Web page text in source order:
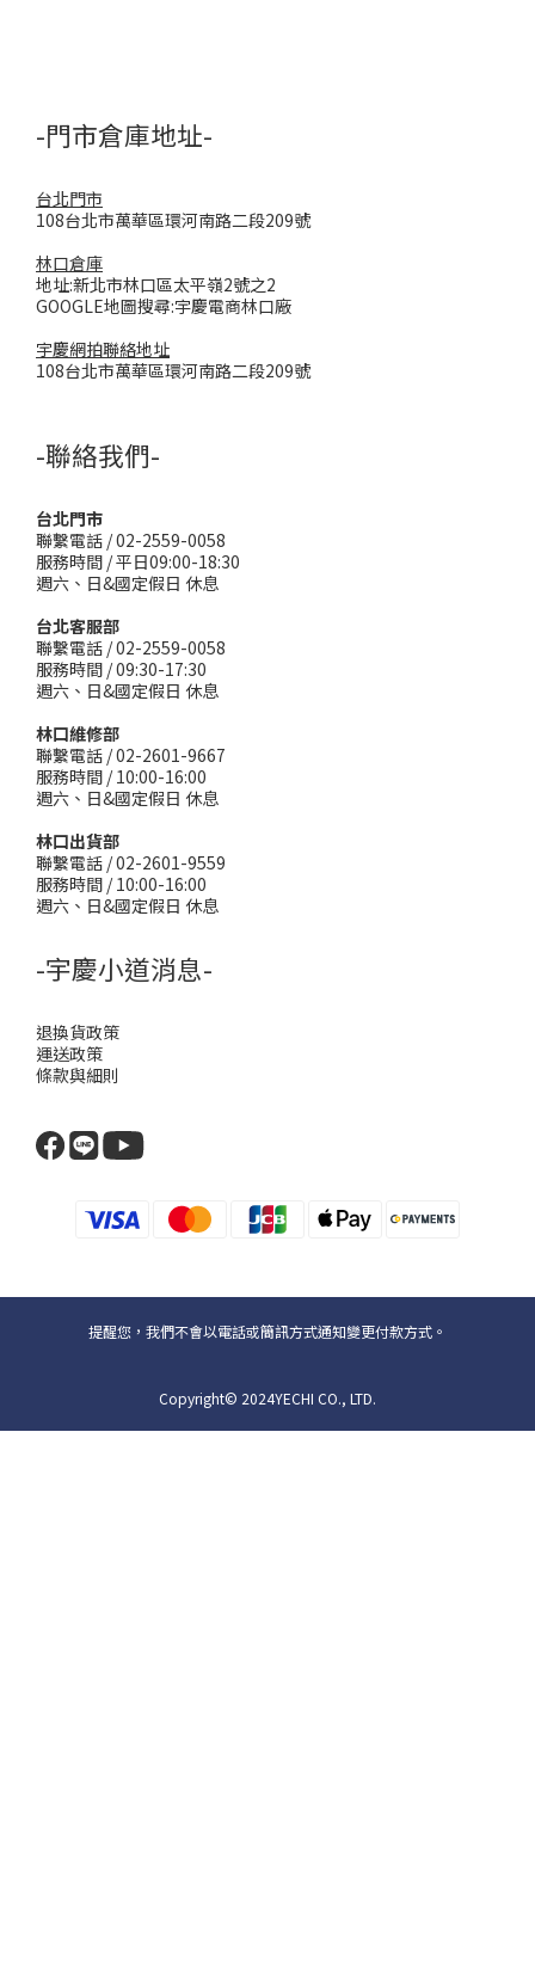
-門市倉庫地址-
台北門市
108台北市萬華區環河南路二段209號
林口倉庫
地址:新北市林口區太平嶺2號之2
GOOGLE地圖搜尋:宇慶電商林口廠
宇慶網拍聯絡地址
108台北市萬華區環河南路二段209號
-聯絡我們-
台北門市
聯繫電話 / 02-2559-0058
服務時間 / 平日09:00-18:30
週六、日&國定假日 休息
台北客服部
聯繫電話 / 02-2559-0058
服務時間 / 09:30-17:30
週六、日&國定假日 休息
林口維修部
聯繫電話 / 02-2601-9667
服務時間 / 10:00-16:00
週六、日&國定假日 休息
林口出貨部
聯繫電話 / 02-2601-9559
服務時間 / 10:00-16:00
週六、日&國定假日 休息
-宇慶小道消息-
退換貨政策
運送政策
條款與細則
提醒您，我們不會以電話或簡訊方式通知變更付款方式。
Copyright© 2024YECHI CO., LTD.